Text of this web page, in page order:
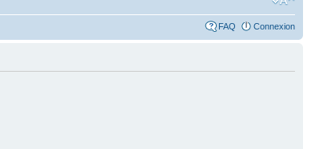
FAQ Connexion